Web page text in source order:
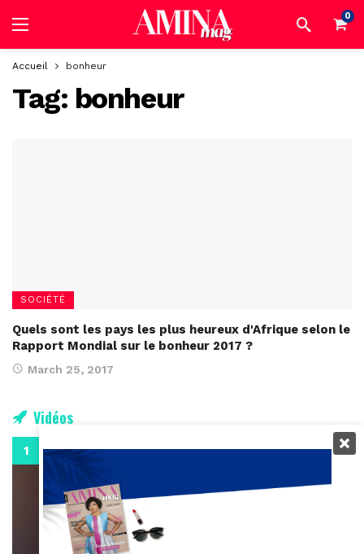
0
Accueil bonheur
Tag: bonheur
SOCIÉTÉ
Quels sont les pays les plus heureux d'Afrique selon le
Rapport Mondial sur le bonheur 2017 ?
March 25, 2017
Vidéos
0:29